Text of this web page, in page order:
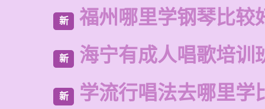
新 福州哪里学钢琴比较
新 海宁有成人唱歌培训
新 学流行唱法去哪里学